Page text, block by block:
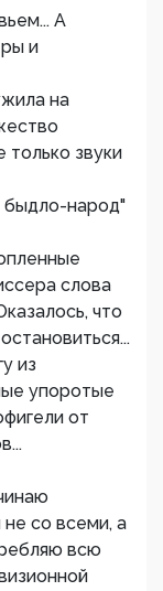
А
и
на
только звуки
быдло-народ"
слова
что
из
упоротые
от
не со всеми, а
всю